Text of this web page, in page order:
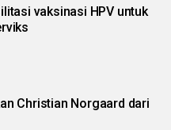
vaksinasi HPV untuk
Christian Norgaard dari